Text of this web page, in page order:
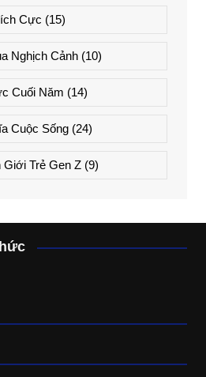
Cực (15)
Nghịch Cảnh (10)
Cuối Năm (14)
Cuộc Sống(24)
Trẻ Gen Z(9)